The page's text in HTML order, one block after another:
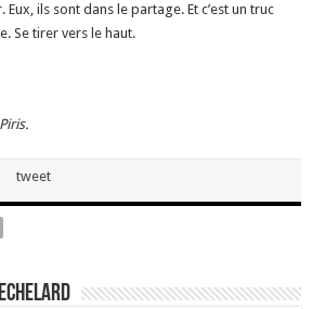
Eux, ils sont dans le partage. Et c’est un truc
Se tirer vers le haut.
tweet